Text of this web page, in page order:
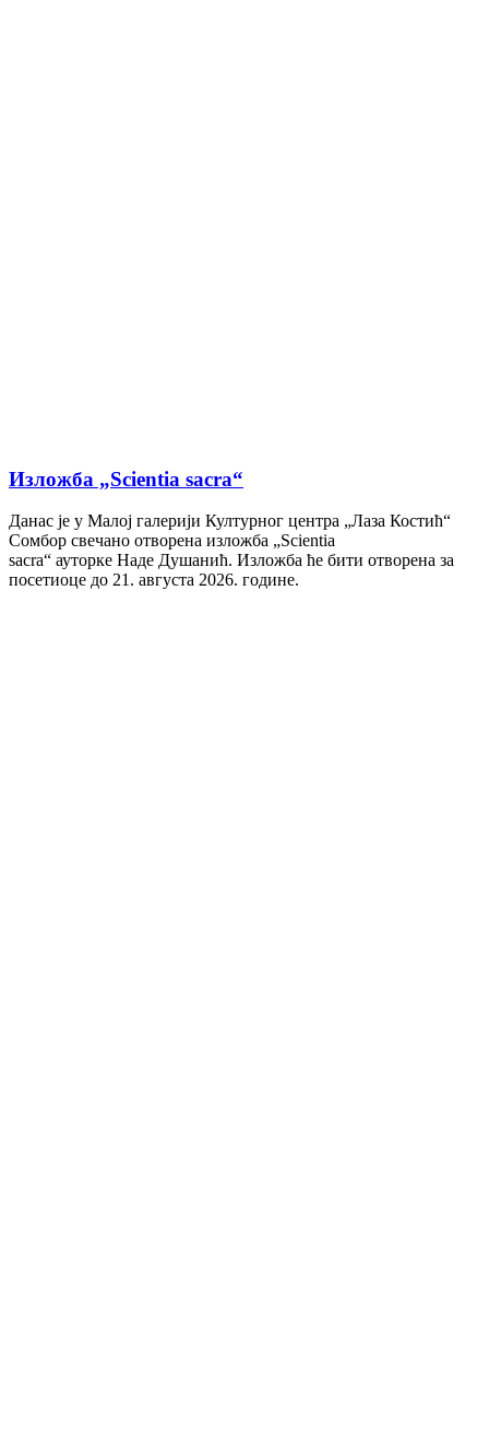
Изложба „Scientia sacra“
Данас је у Малој галерији Културног центра „Лаза Костић“
Сомбор свечано отворена изложба „Scientia
sacra“ ауторке Наде Душанић. Изложба ће бити отворена за
посетиоце до 21. августа 2026. године.